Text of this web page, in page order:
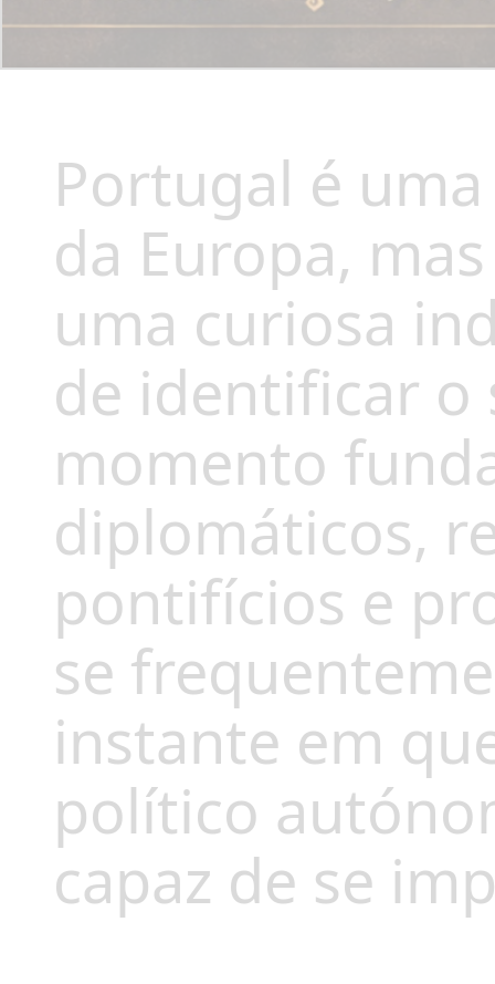
Portugal é
da Europa,
uma curiosa
de identificar
momento
diplomáticos,
pontifícios e
se
instante em
político
capaz de se